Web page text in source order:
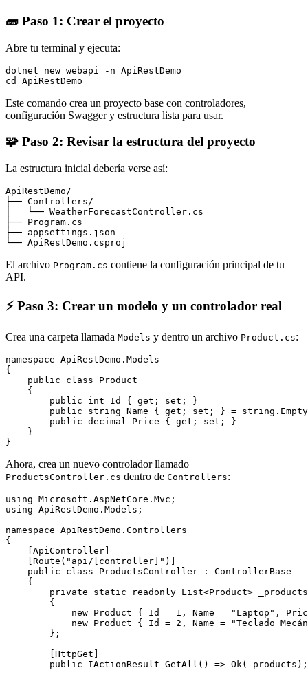
🧱 Paso 1: Crear el proyecto
Abre tu terminal y ejecuta:
dotnet new webapi -n ApiRestDemo
cd ApiRestDemo
Este comando crea un proyecto base con controladores,
configuración Swagger y estructura lista para usar.
🧩 Paso 2: Revisar la estructura del proyecto
La estructura inicial debería verse así:
ApiRestDemo/
├── Controllers/
│   └── WeatherForecastController.cs
├── Program.cs
├── appsettings.json
└── ApiRestDemo.csproj
El archivo Program.cs contiene la configuración principal de tu
API.
⚡ Paso 3: Crear un modelo y un controlador real
Crea una carpeta llamada Models y dentro un archivo Product.cs:
namespace ApiRestDemo.Models
{
    public class Product
    {
        public int Id { get; set; }
public string Name { get; set; } =
        public decimal Price { get; set; }
    }
}
Ahora, crea un nuevo controlador llamado
ProductsController.cs dentro de Controllers:
using Microsoft.AspNetCore.Mvc;
using ApiRestDemo.Models;
namespace ApiRestDemo.Controllers
{
    [ApiController]
    [Route("api/[controller]")]
    public class ProductsController : ControllerBase
    {
private static readonly List<Product>
        {
new Product { Id = 1, Name = "Laptop",
new Product { Id = 2, Name = "Teclado
        };
        [HttpGet]
        public IActionResult GetAll() => Ok(_products);